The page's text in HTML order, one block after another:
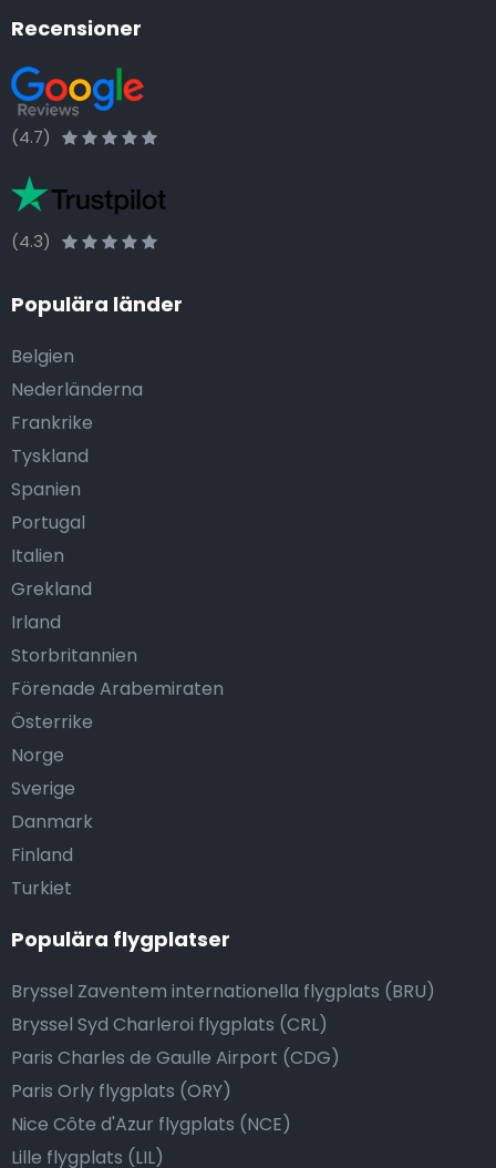
Recensioner
(4.7)
(4.3)
Populära länder
Belgien
Nederländerna
Frankrike
Tyskland
Spanien
Portugal
Italien
Grekland
Irland
Storbritannien
Förenade Arabemiraten
Österrike
Norge
Sverige
Danmark
Finland
Turkiet
Populära flygplatser
Bryssel Zaventem internationella flygplats (BRU)
Bryssel Syd Charleroi flygplats (CRL)
Paris Charles de Gaulle Airport (CDG)
Paris Orly flygplats (ORY)
Nice Côte d'Azur flygplats (NCE)
Lille flygplats (LIL)